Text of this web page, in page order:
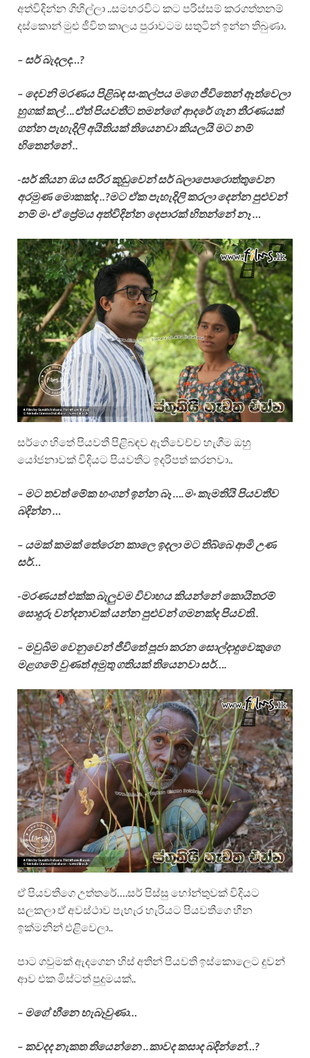
අත්විදින්න ගිහිල්ලා ..සමහරවිට කට පරිස්සම් කරගත්තනම්
දස්කොන් මුළු ජීවිත කාලය පුරාවටම සතුටින් ඉන්න තිබුණා.
– සර් බැදලද…?
– දෙවනි මරණය පිළිබඳ සංකල්පය මගෙ ජීවිතෙන් ඈත්වෙලා
හුගක් කල්….ඒත් පියවතීට තමන්ගේ ආදරේ ගැන තීරණයක්
ගන්න පැහැදිලි අයිතියක් තියෙනවා කියලයි මට නම්
හිතෙන්නේ ..
-සර් කියන ඔය සරීර කූඩුවෙන් සර් බලාපොරොත්තුවෙන
අරමුණ මොකක්ද ..?මට ඒක පැහැදිලි කරලා දෙන්න පුළුවන්
නම් මං ඒ ප්‍රේමය අත්විදින්න දෙපාරක් හිතන්නේ නෑ …
සර්ගෙ හිතේ පියවතී පිළිබඳව ඇතිවෙච්ච හැගීම ඔහු
යෝජනාවක් විදියට පියවතීට ඉදරිපත් කරනවා..
– මට තවත් මේක හංගන් ඉන්න බෑ ….මං කැමතියි පියවතීව
බදින්න …
– යමක් කමක් තේරෙන කාලෙ ඉදලා මට තිබ්බෙ ආමි උණ
සර්…
-මරණයත් එක්ක බැලුවම විවාහය කියන්නේ කොයිතරම්
සොදුරු වන්දනාවක් යන්න පුළුවන් ගමනක්ද පියවති..
– මවුබිම වෙනුවෙන් ජීවිතේ පූජා කරන සොල්දාදුවෙකුගෙ
මළගමේ වුණත් අමුතු ගතියක් තියෙනවා සර්….
ඒ පියවතීගෙ උත්තරේ….සර් පිස්සු හෝන්තුවක් විදියට
සලකලා ඒ අවස්ථාව පැහැර හැරියට පියවතීගෙ හීන
ඉක්මනින් එළිවෙලා..
පාට ගවුමක් ඇදගෙන හිස් අතින් පියවති ඉස්කොලෙට දුවන්
ආව එක මිස්ටත් පුදුමයක්..
– මගේ හීනෙ හැබෑවුණා…
– කවදද නැකත තියෙන්නෙ ..කාවද කසාද බදින්නේ…?